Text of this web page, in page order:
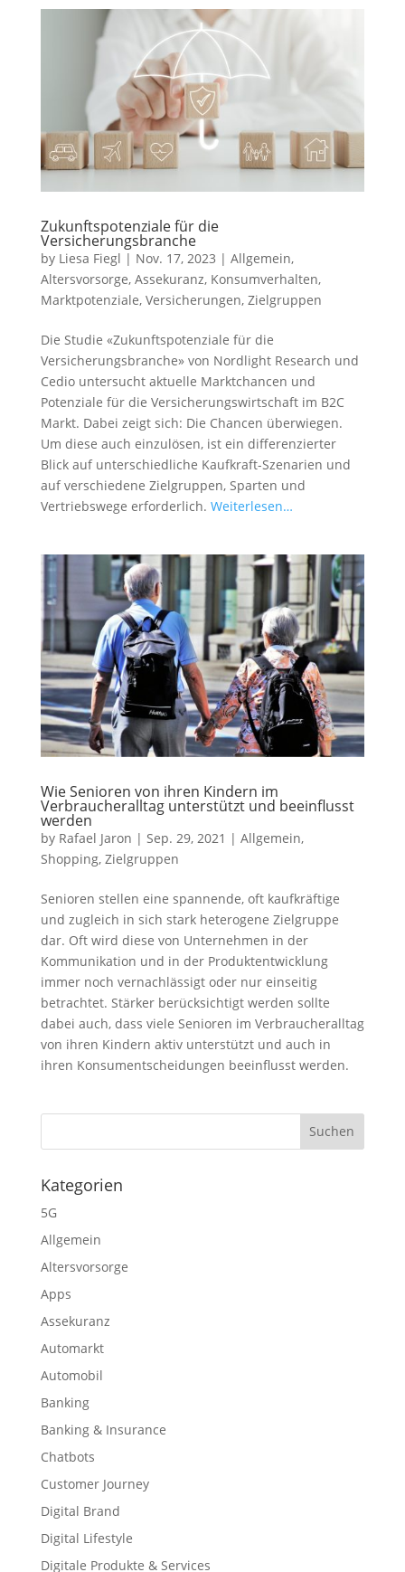
Zukunftspotenziale für die
Versicherungsbranche
by Liesa Fiegl | Nov. 17, 2023 | Allgemein,
Altersvorsorge, Assekuranz, Konsumverhalten,
Marktpotenziale, Versicherungen, Zielgruppen
Die Studie «Zukunftspotenziale für die
Versicherungsbranche» von Nordlight Research und
Cedio untersucht aktuelle Marktchancen und
Potenziale für die Versicherungswirtschaft im B2C
Markt. Dabei zeigt sich: Die Chancen überwiegen.
Um diese auch einzulösen, ist ein differenzierter
Blick auf unterschiedliche Kaufkraft-Szenarien und
auf verschiedene Zielgruppen, Sparten und
Vertriebswege erforderlich. Weiterlesen…
Wie Senioren von ihren Kindern im
Verbraucheralltag unterstützt und beeinflusst
werden
by Rafael Jaron | Sep. 29, 2021 | Allgemein,
Shopping, Zielgruppen
Senioren stellen eine spannende, oft kaufkräftige
und zugleich in sich stark heterogene Zielgruppe
dar. Oft wird diese von Unternehmen in der
Kommunikation und in der Produktentwicklung
immer noch vernachlässigt oder nur einseitig
betrachtet. Stärker berücksichtigt werden sollte
dabei auch, dass viele Senioren im Verbraucheralltag
von ihren Kindern aktiv unterstützt und auch in
ihren Konsumentscheidungen beeinflusst werden.
Kategorien
5G
Allgemein
Altersvorsorge
Apps
Assekuranz
Automarkt
Automobil
Banking
Banking & Insurance
Chatbots
Customer Journey
Digital Brand
Digital Lifestyle
Digitale Produkte & Services